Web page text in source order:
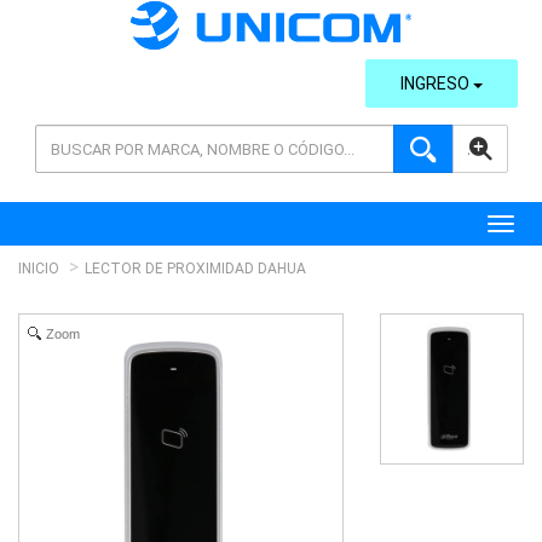
AVANZADA
INGRESO
INICIO LECTOR DE PROXIMIDAD DAHUA
Zoom